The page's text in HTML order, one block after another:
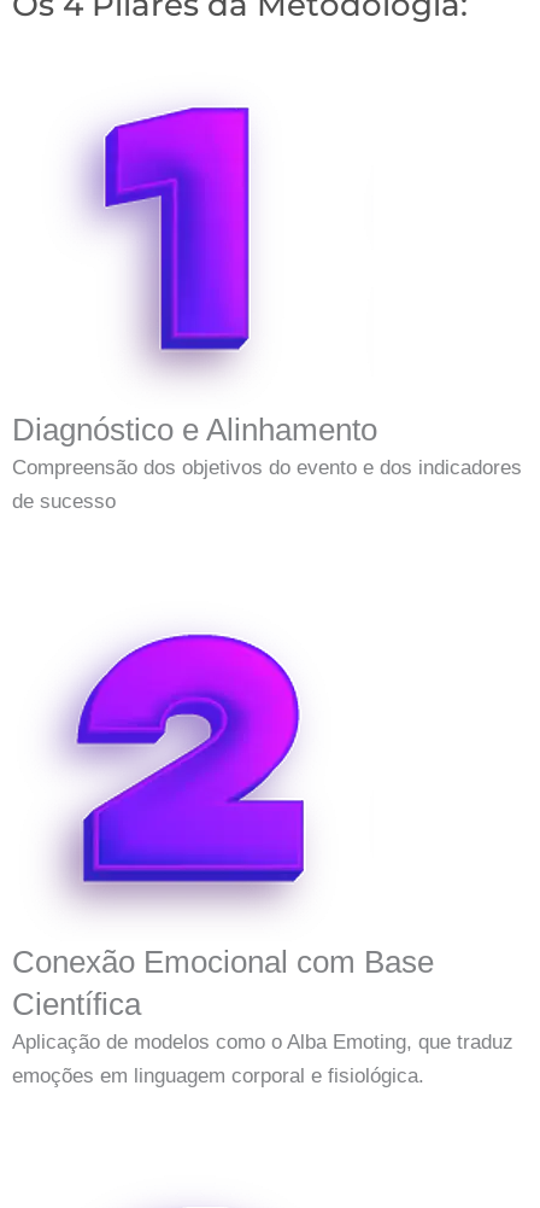
Diagnóstico e Alinhamento
Compreensão dos objetivos do evento e dos indicadores
de sucesso
Conexão Emocional com Base
Científica
Aplicação de modelos como o Alba Emoting, que traduz
emoções em linguagem corporal e fisiológica.